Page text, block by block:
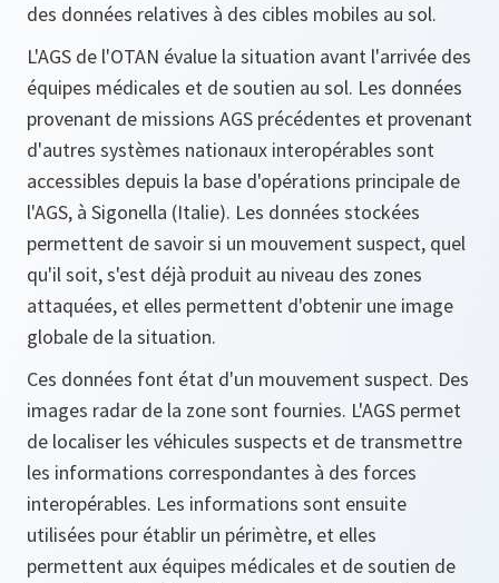
des données relatives à des cibles mobiles au sol.
L'AGS de l'OTAN évalue la situation avant l'arrivée des
équipes médicales et de soutien au sol. Les données
provenant de missions AGS précédentes et provenant
d'autres systèmes nationaux interopérables sont
accessibles depuis la base d'opérations principale de
l'AGS, à Sigonella (Italie). Les données stockées
permettent de savoir si un mouvement suspect, quel
qu'il soit, s'est déjà produit au niveau des zones
attaquées, et elles permettent d'obtenir une image
globale de la situation.
Ces données font état d'un mouvement suspect. Des
images radar de la zone sont fournies. L'AGS permet
de localiser les véhicules suspects et de transmettre
les informations correspondantes à des forces
interopérables. Les informations sont ensuite
utilisées pour établir un périmètre, et elles
permettent aux équipes médicales et de soutien de